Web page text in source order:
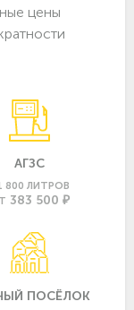
цены
АГЗС
800 ЛИТРОВ
383 500 ₽
ПОСЁЛОК